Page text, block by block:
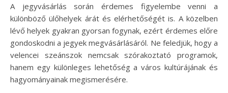
A jegyvásárlás során érdemes figyelembe venni a
különböző ülőhelyek árát és elérhetőségét is. A közelben
lévő helyek gyakran gyorsan fogynak, ezért érdemes előre
gondoskodni a jegyek megvásárlásáról. Ne feledjük, hogy a
velencei szeánszok nemcsak szórakoztató programok,
hanem egy különleges lehetőség a város kultúrájának és
hagyományainak megismerésére.